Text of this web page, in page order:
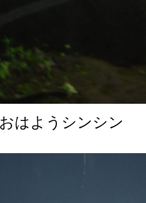
おはようシンシン